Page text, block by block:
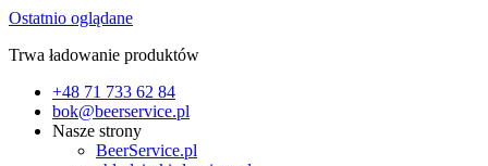
Ostatnio oglądane
Trwa ładowanie produktów
+48 71 733 62 84
bok@beerservice.pl
Nasze strony
BeerService.pl